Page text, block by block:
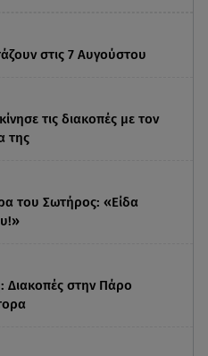
στις 7 Αυγούστου
τις διακοπές με τον
της
του Σωτήρος: «Είδα
στην Πάρο